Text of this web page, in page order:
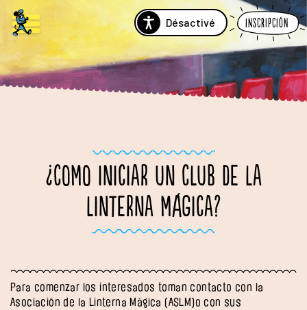
Désactivé Inscripción
¿COMO INICIAR UN CLUB DE LA
LINTERNA MÁGICA?
Para comenzar los interesados toman contacto con la
Asociación de la Linterna Mágica (ASLM)o con sus